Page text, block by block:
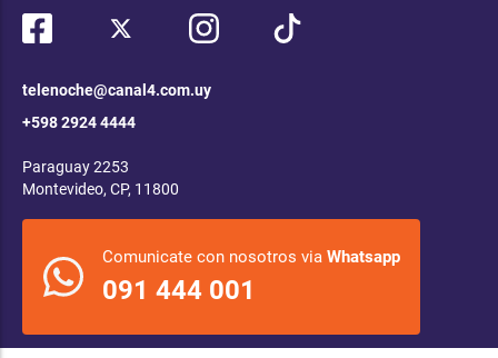
telenoche@canal4.com.uy
+598 2924 4444
Paraguay 2253
Montevideo, CP, 11800
Comunicate con nosotros via Whatsapp
091 444 001